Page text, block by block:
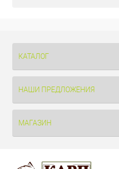
КАТАЛОГ
НАШИ ПРЕДЛОЖЕНИЯ
МАГАЗИН